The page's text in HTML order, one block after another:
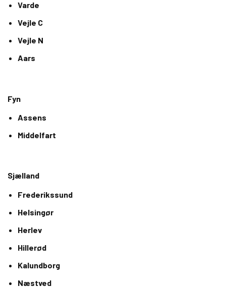
Varde
Vejle C
Vejle N
Aars
Fyn
Assens
Middelfart
Sjælland
Frederikssund
Helsingør
Herlev
Hillerød
Kalundborg
Næstved